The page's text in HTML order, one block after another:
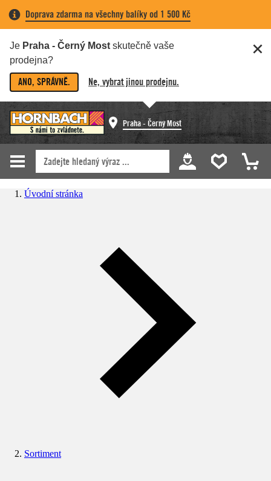
Doprava zdarma na všechny balíky od 1 500 Kč
Je Praha - Černý Most skutečně vaše
prodejna?
ANO, SPRÁVNĚ. Ne, vybrat jinou prodejnu.
Praha - Černý Most
Úvodní stránka
Sortiment